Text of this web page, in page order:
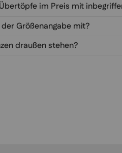
im Preis mit
Größenangabe mit?
draußen stehen?